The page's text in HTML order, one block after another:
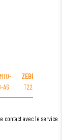
A6
ZEBRA
T22B6ABC2-A6
contact avec le service